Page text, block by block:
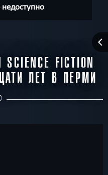
FICTION
ЛЕТ В ПЕРМИ